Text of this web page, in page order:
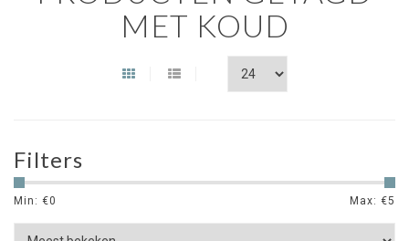
MET KOUD
Filters
Min: €0 Max: €5